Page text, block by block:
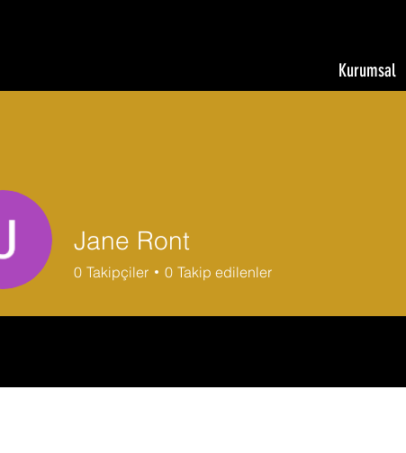
Kurumsal
Jane Ront
0 Takipçiler 0 Takip edilenler